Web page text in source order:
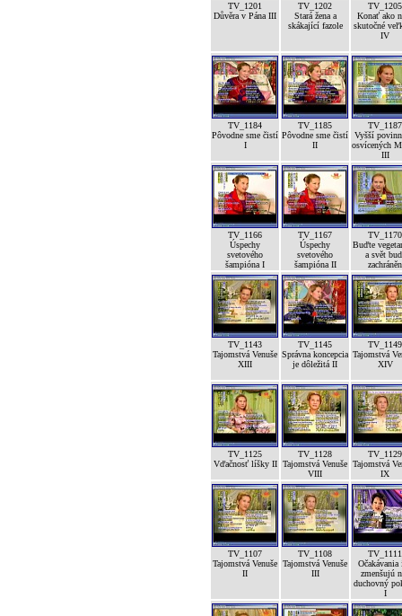
TV_1201
Důvěra v Pána III
TV_1202
Stará žena a
skákající fazole
TV_1205
Konať ako
skutočné
IV
TV_1184
Pôvodne sme čistí
I
TV_1185
Pôvodne sme čistí
II
TV_1187
Vyšší
osvícených
III
TV_1166
Úspechy
svetového
šampióna I
TV_1167
Úspechy
svetového
šampióna II
TV_1170
Buďte
a svět
zachráněn
TV_1143
Tajomstvá Venuše
XIII
TV_1145
Správna koncepcia
je dôležitá II
TV_1149
Tajomstvá
XIV
TV_1125
Vďačnosť líšky II
TV_1128
Tajomstvá Venuše
VIII
TV_1129
Tajomstvá
IX
TV_1107
Tajomstvá Venuše
II
TV_1108
Tajomstvá Venuše
III
TV_1111
Očakávania
zmenšujú
duchovný
I